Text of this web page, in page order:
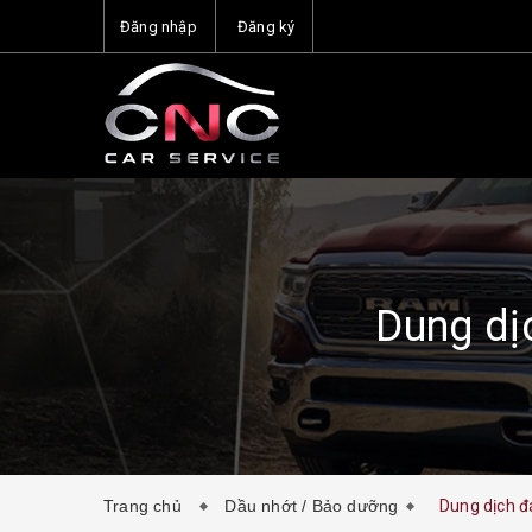
Đăng nhập Đăng ký
Dung
Trang chủ Dầu nhớt / Bảo dưỡng Dung dịch